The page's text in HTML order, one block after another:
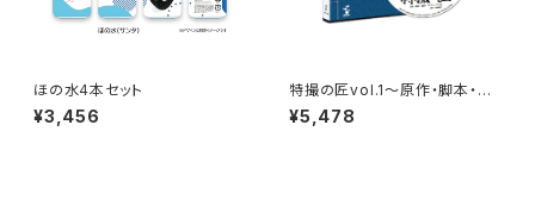
ほの水4本セット
¥3,456
特撮の匠vol.1～原作・脚本・監
督・プロデューサー 編～
¥5,478